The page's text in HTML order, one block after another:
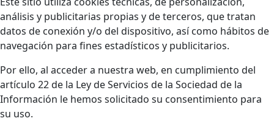
análisis y publicitarias propias y de terceros, que tratan
datos de conexión y/o del dispositivo, así como hábitos de
navegación para fines estadísticos y publicitarios.
Por ello, al acceder a nuestra web, en cumplimiento del
artículo 22 de la Ley de Servicios de la Sociedad de la
Información le hemos solicitado su consentimiento para
su uso.